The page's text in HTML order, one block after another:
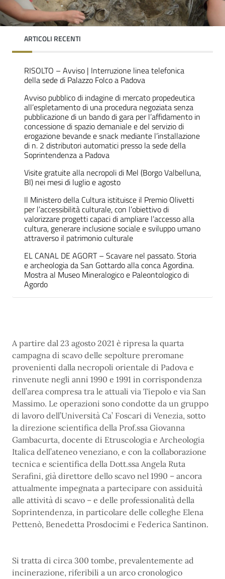
ARTICOLI RECENTI
RISOLTO – Avviso | Interruzione linea telefonica
della sede di Palazzo Folco a Padova
Avviso pubblico di indagine di mercato propedeutica
all’espletamento di una procedura negoziata senza
pubblicazione di un bando di gara per l’affidamento in
concessione di spazio demaniale e del servizio di
erogazione bevande e snack mediante l’installazione
di n. 2 distributori automatici presso la sede della
Soprintendenza a Padova
Visite gratuite alla necropoli di Mel (Borgo Valbelluna,
Bl) nei mesi di luglio e agosto
Il Ministero della Cultura istituisce il Premio Olivetti
per l’accessibilità culturale, con l’obiettivo di
valorizzare progetti capaci di ampliare l’accesso alla
cultura, generare inclusione sociale e sviluppo umano
attraverso il patrimonio culturale
EL CANAL DE AGORT – Scavare nel passato. Storia
e archeologia da San Gottardo alla conca Agordina.
Mostra al Museo Mineralogico e Paleontologico di
Agordo
A partire dal 23 agosto 2021 è ripresa la quarta
campagna di scavo delle sepolture preromane
provenienti dalla necropoli orientale di Padova e
rinvenute negli anni 1990 e 1991 in corrispondenza
dell’area compresa tra le attuali via Tiepolo e via San
Massimo. Le operazioni sono condotte da un gruppo
di lavoro dell’Università Ca’ Foscari di Venezia, sotto
la direzione scientifica della Prof.ssa Giovanna
Gambacurta, docente di Etruscologia e Archeologia
Italica dell’ateneo veneziano, e con la collaborazione
tecnica e scientifica della Dott.ssa Angela Ruta
Serafini, già direttore dello scavo nel 1990 – ancora
attualmente impegnata a partecipare con assiduità
alle attività di scavo – e delle professionalità della
Soprintendenza, in particolare delle colleghe Elena
Pettenò, Benedetta Prosdocimi e Federica Santinon.
Si tratta di circa 300 tombe, prevalentemente ad
incinerazione, riferibili a un arco cronologico